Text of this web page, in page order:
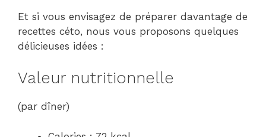
Et si vous envisagez de préparer davantage de
recettes céto, nous vous proposons quelques
délicieuses idées :
Valeur nutritionnelle
(par dîner)